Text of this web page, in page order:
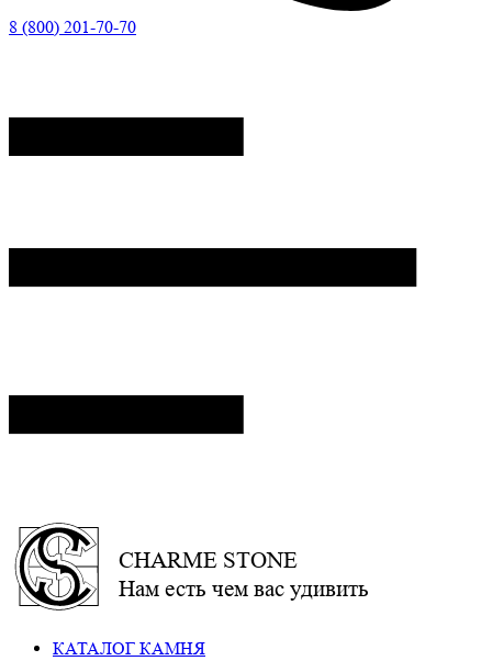
8 (800) 201-70-70
CHARME STONE
Нам есть чем вас удивить
КАТАЛОГ КАМНЯ